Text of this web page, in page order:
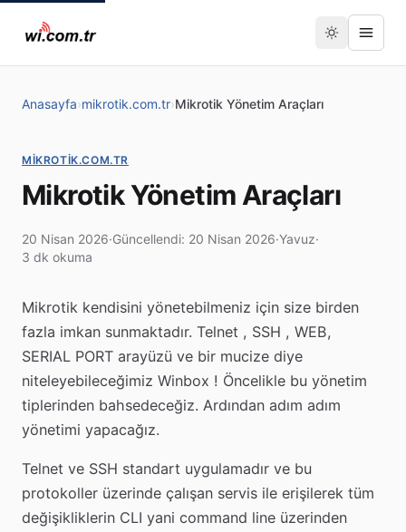
Anasayfa›mikrotik.com.tr›Mikrotik Yönetim Araçları
MIKROTIK.COM.TR
Mikrotik Yönetim Araçları
20 Nisan 2026·Güncellendi: 20 Nisan 2026·Yavuz·
3 dk okuma
Mikrotik kendisini yönetebilmeniz için size birden
fazla imkan sunmaktadır. Telnet , SSH , WEB,
SERIAL PORT arayüzü ve bir mucize diye
niteleyebileceğimiz Winbox ! Öncelikle bu yönetim
tiplerinden bahsedeceğiz. Ardından adım adım
yönetimi yapacağız.
Telnet ve SSH standart uygulamadır ve bu
protokoller üzerinde çalışan servis ile erişilerek tüm
değişikliklerin CLI yani command line üzerinden